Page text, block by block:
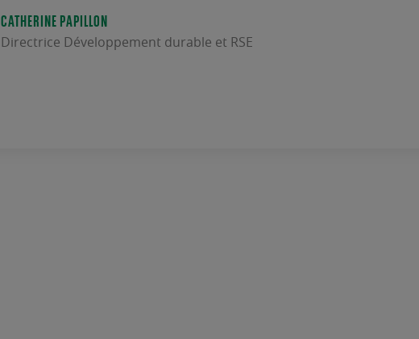
CATHERINE PAPILLON
Directrice Développement durable et RSE